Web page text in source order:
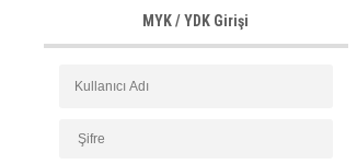
MYK / YDK Girişi